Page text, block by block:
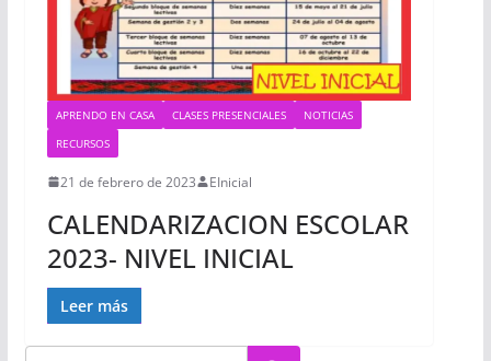
APRENDO EN CASA CLASES PRESENCIALES
NOTICIAS
RECURSOS
21 de febrero de 2023 EInicial
CALENDARIZACION ESCOLAR
2023- NIVEL INICIAL
Leer más